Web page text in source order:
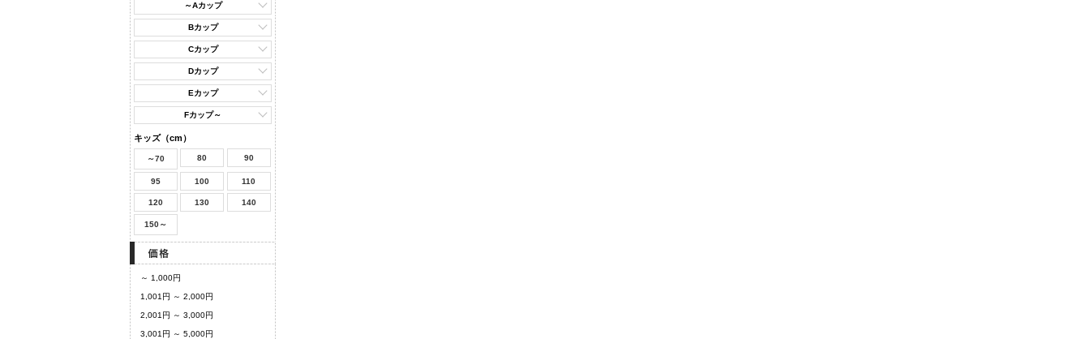
～Aカップ
Bカップ
Cカップ
Dカップ
Eカップ
Fカップ～
キッズ（cm）
～70 80 90
95 100 110
120 130 140
150～
～ 1,000円
1,001円 ～ 2,000円
2,001円 ～ 3,000円
3,001円 ～ 5,000円